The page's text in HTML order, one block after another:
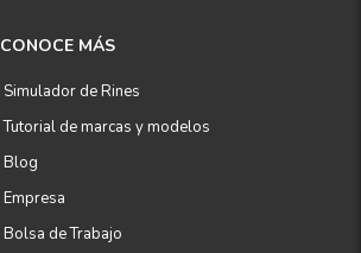
CONOCE MÁS
Simulador de Rines
Tutorial de marcas y modelos
Blog
Empresa
Bolsa de Trabajo